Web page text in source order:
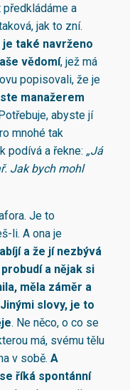
a
jak to zní.
je také navrženo
vědomí, jež má
popisovali, že je
manažerem
abyste jí
mnohé tak
podívá a řekne: „Já
Jak bych mohl
Je to
li. A ona je
a že jí nezbývá
a nějak si
měla záměr a
Jinými slovy, je to
. Ne něco, o co se
má, svému tělu
v sobě. A
říká spontánní